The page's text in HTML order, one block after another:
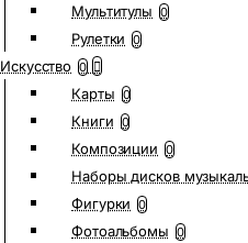
Мультитулы 0
Рулетки 0
Искусство 0
Карты 0
Книги 0
Композиции 0
Наборы дисков
Фигурки 0
Фотоальбомы 0